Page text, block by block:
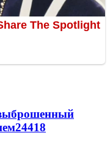
24418